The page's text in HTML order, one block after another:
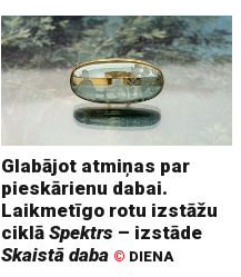
Glabājot atmiņas par
pieskārienu dabai.
Laikmetīgo rotu izstāžu
ciklāSpektrs – izstāde
Skaistā daba © DIENA